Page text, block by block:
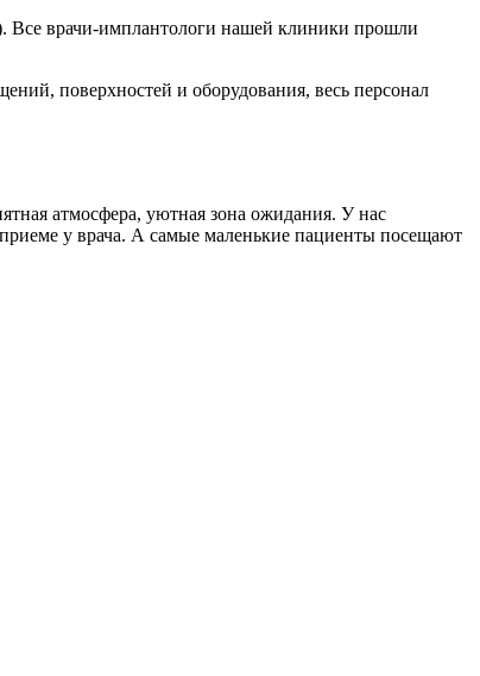
врачи-имплантологи нашей клиники прошли
поверхностей и оборудования, весь персонал
атмосфера, уютная зона ожидания. У нас
у врача. А самые маленькие пациенты посещают